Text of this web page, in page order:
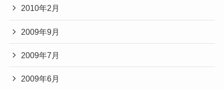
2010年2月
2009年9月
2009年7月
2009年6月